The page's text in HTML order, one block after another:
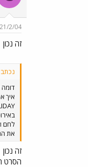
21/2/04
זה נכון
לחם
את
זה נכון
הסרט